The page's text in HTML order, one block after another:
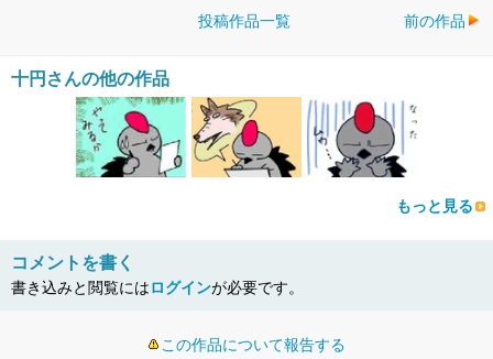
投稿作品一覧 前の作品
十円さんの他の作品
もっと見る
コメントを書く
書き込みと閲覧にはログインが必要です。
この作品について報告する